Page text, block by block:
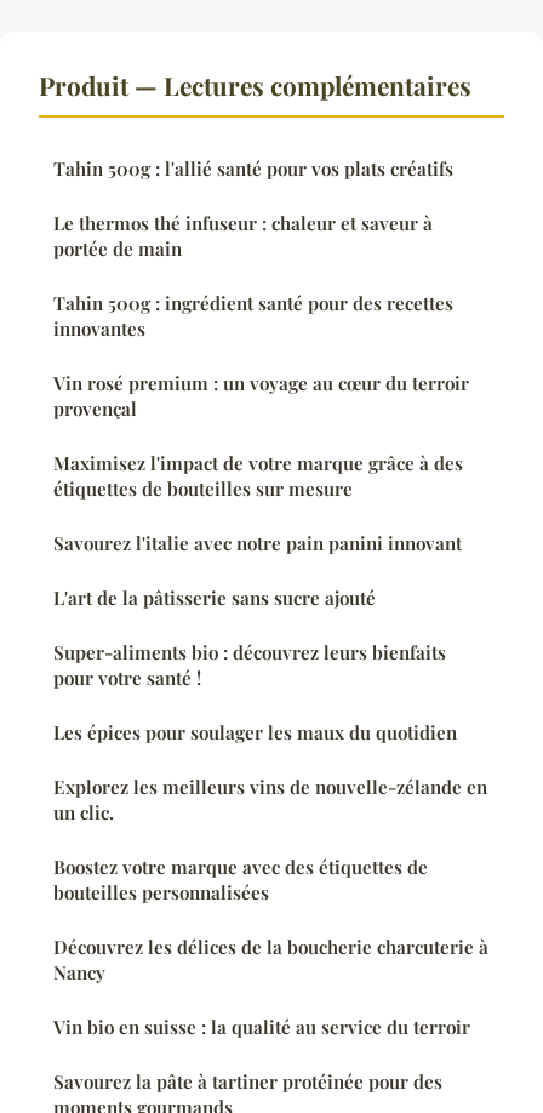
Produit — Lectures complémentaires
Tahin 500g : l'allié santé pour vos plats créatifs
Le thermos thé infuseur : chaleur et saveur à
portée de main
Tahin 500g : ingrédient santé pour des recettes
innovantes
Vin rosé premium : un voyage au cœur du terroir
provençal
Maximisez l'impact de votre marque grâce à des
étiquettes de bouteilles sur mesure
Savourez l'italie avec notre pain panini innovant
L'art de la pâtisserie sans sucre ajouté
Super-aliments bio : découvrez leurs bienfaits
pour votre santé !
Les épices pour soulager les maux du quotidien
Explorez les meilleurs vins de nouvelle-zélande en
un clic.
Boostez votre marque avec des étiquettes de
bouteilles personnalisées
Découvrez les délices de la boucherie charcuterie à
Nancy
Vin bio en suisse : la qualité au service du terroir
Savourez la pâte à tartiner protéinée pour des
moments gourmands